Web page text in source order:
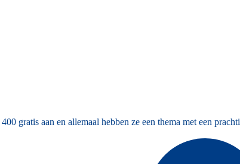
gratis aan en allemaal hebben ze een thema met een